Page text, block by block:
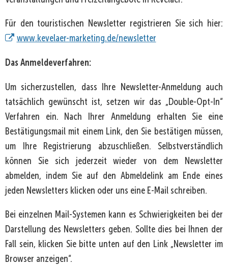
Für den touristischen Newsletter registrieren Sie sich hier:
www.kevelaer-marketing.de/newsletter
Das Anmeldeverfahren:
Um sicherzustellen, dass Ihre Newsletter-Anmeldung auch
tatsächlich gewünscht ist, setzen wir das „Double-Opt-In“
Verfahren ein. Nach Ihrer Anmeldung erhalten Sie eine
Bestätigungsmail mit einem Link, den Sie bestätigen müssen,
um Ihre Registrierung abzuschließen. Selbstverständlich
können Sie sich jederzeit wieder von dem Newsletter
abmelden, indem Sie auf den Abmeldelink am Ende eines
jeden Newsletters klicken oder uns eine E-Mail schreiben.
Bei einzelnen Mail-Systemen kann es Schwierigkeiten bei der
Darstellung des Newsletters geben. Sollte dies bei Ihnen der
Fall sein, klicken Sie bitte unten auf den Link „Newsletter im
Browser anzeigen“.